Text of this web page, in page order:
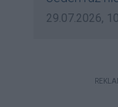
bo to
go
Data dodania
29.07.2026,